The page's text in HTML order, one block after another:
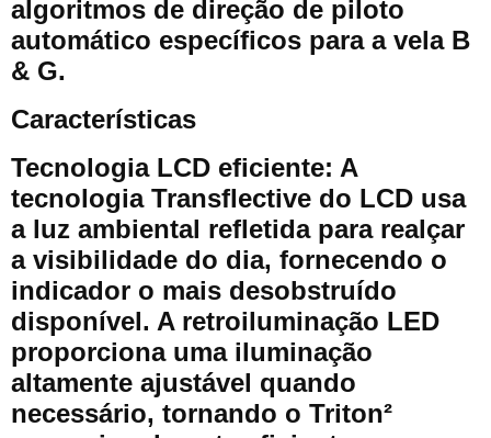
algoritmos de direção de piloto
automático específicos para a vela B
& G.
Características
Tecnologia LCD eficiente: A
tecnologia Transflective do LCD usa
a luz ambiental refletida para realçar
a visibilidade do dia, fornecendo o
indicador o mais desobstruído
disponível. A retroiluminação LED
proporciona uma iluminação
altamente ajustável quando
necessário, tornando o Triton²